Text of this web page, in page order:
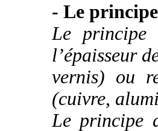
- Le
Le principe
l’épaisseur
vernis) ou
(cuivre,
Le principe